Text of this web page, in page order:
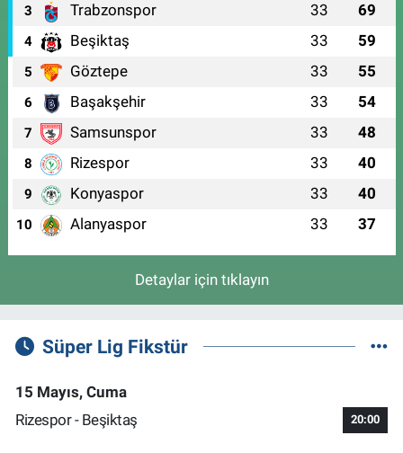
3 Trabzonspor 33 69
4 Beşiktaş 33 59
5 Göztepe 33 55
6 Başakşehir 33 54
7 Samsunspor 33 48
8 Rizespor 33 40
9 Konyaspor 33 40
10 Alanyaspor 33 37
Detaylar için tıklayın
Süper Lig Fikstür
15 Mayıs, Cuma
Rizespor - Beşiktaş
20:00